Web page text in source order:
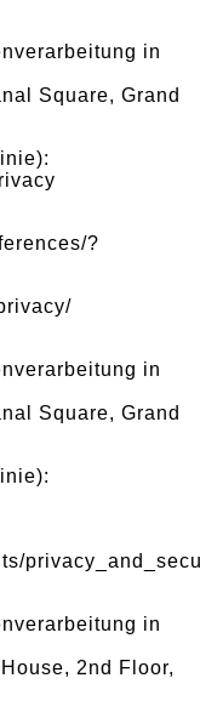
in
Square, Grand
?
in
Square, Grand
in
2nd Floor,